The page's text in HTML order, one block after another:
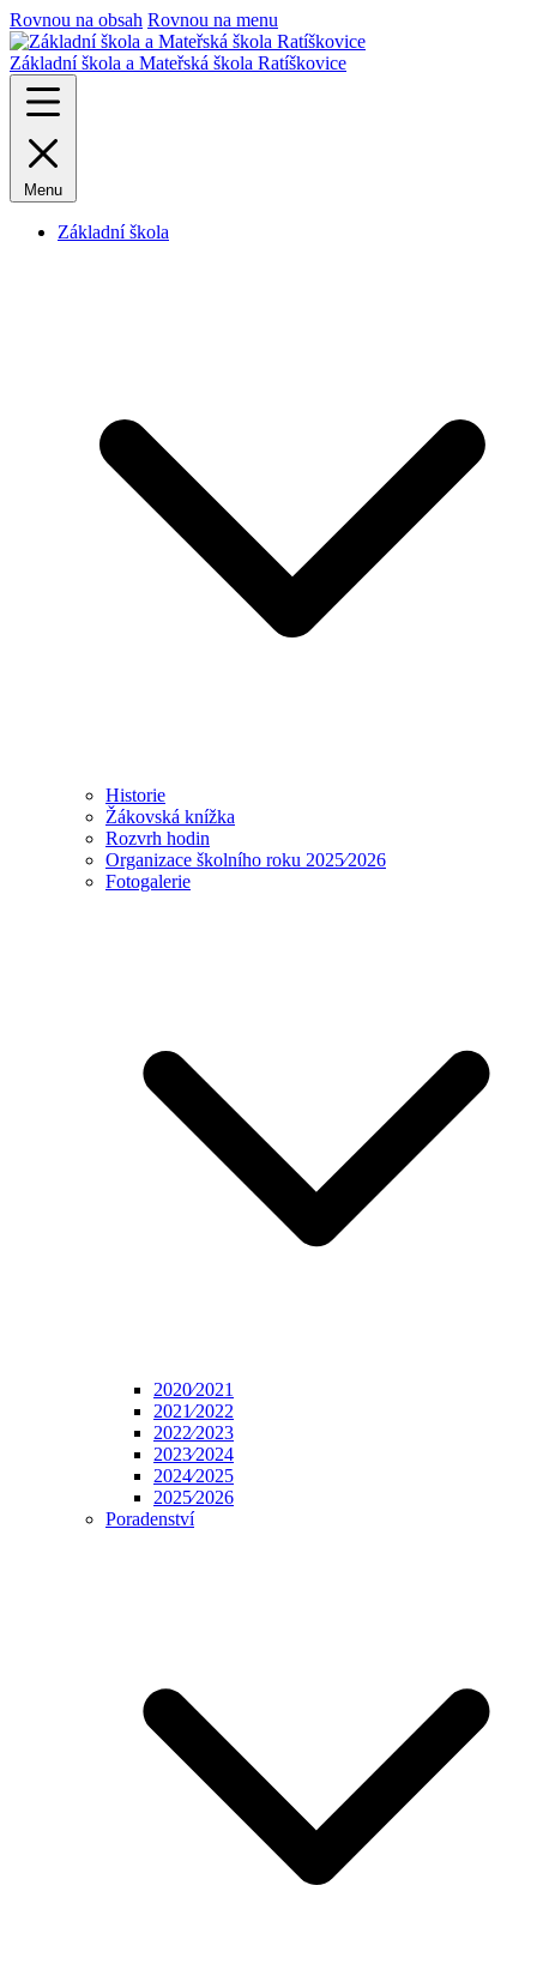
Rovnou na obsah Rovnou na menu
Základní škola a Mateřská škola Ratíškovice
Menu
Základní škola
Historie
Žákovská knížka
Rozvrh hodin
Organizace školního roku 2025⁄2026
Fotogalerie
2020⁄2021
2021⁄2022
2022⁄2023
2023⁄2024
2024⁄2025
2025⁄2026
Poradenství